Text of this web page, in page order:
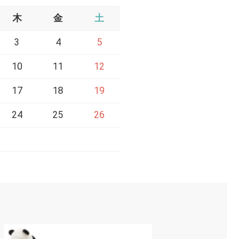
木 金 土
3 4 5
10 11 12
17 18 19
24 25 26